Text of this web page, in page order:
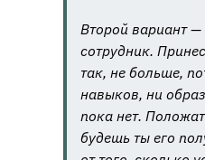
Второй вариант
сотрудник.
так, не больше,
навыков, ни
пока нет.
будешь ты его